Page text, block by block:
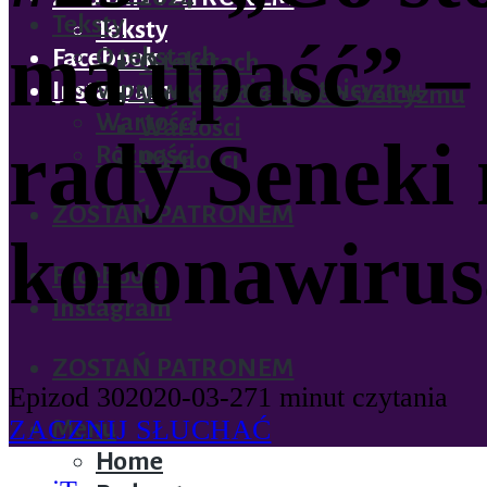
Facebook
Instagram
Teksty
O tekstach
Wprowadzenie do stoicyzmu
Wartości
Różności
Teksty
O tekstach
Wprowadzenie do stoicyzmu
Wartości
Różności
ZOSTAŃ PATRONEM
Facebook
Instagram
ZOSTAŃ PATRONEM
Menu
Home
ma upaść” –
rady Seneki
Epizod 302020-03-271 minut czytania
ZACZNIJ SŁUCHAĆ